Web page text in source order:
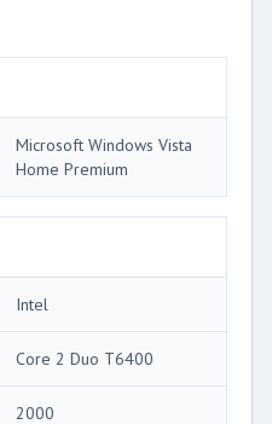
Microsoft Windows Vista
Home Premium
Intel
Core 2 Duo T6400
2000